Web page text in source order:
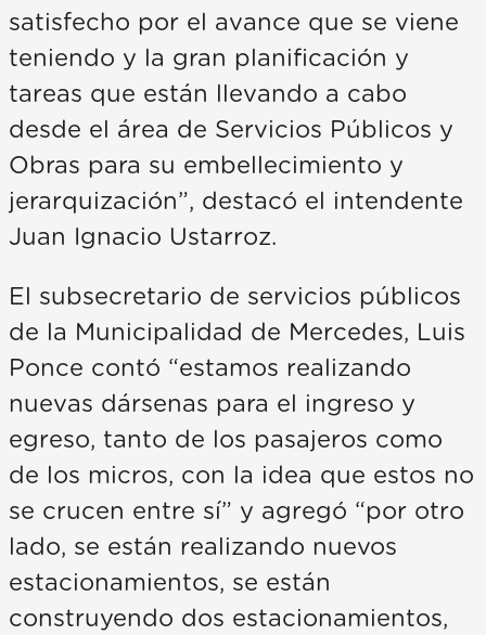
satisfecho por el avance que se viene
teniendo y la gran planificación y
tareas que están llevando a cabo
desde el área de Servicios Públicos y
Obras para su embellecimiento y
jerarquización”, destacó el intendente
Juan Ignacio Ustarroz.
El subsecretario de servicios públicos
de la Municipalidad de Mercedes, Luis
Ponce contó “estamos realizando
nuevas dársenas para el ingreso y
egreso, tanto de los pasajeros como
de los micros, con la idea que estos no
se crucen entre sí” y agregó “por otro
lado, se están realizando nuevos
estacionamientos, se están
construyendo dos estacionamientos,